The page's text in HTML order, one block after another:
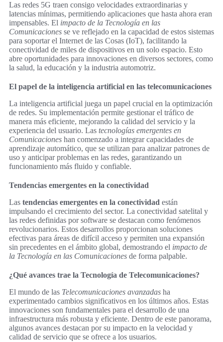
Las redes 5G traen consigo velocidades extraordinarias y
latencias mínimas, permitiendo aplicaciones que hasta ahora eran
impensables. El impacto de la Tecnología en las
Comunicaciones se ve reflejado en la capacidad de estos sistemas
para soportar el Internet de las Cosas (IoT), facilitando la
conectividad de miles de dispositivos en un solo espacio. Esto
abre oportunidades para innovaciones en diversos sectores, como
la salud, la educación y la industria automotriz.
El papel de la inteligencia artificial en las telecomunicaciones
La inteligencia artificial juega un papel crucial en la optimización
de redes. Su implementación permite gestionar el tráfico de
manera más eficiente, mejorando la calidad del servicio y la
experiencia del usuario. Las tecnologías emergentes en
Comunicaciones han comenzado a integrar capacidades de
aprendizaje automático, que se utilizan para analizar patrones de
uso y anticipar problemas en las redes, garantizando un
funcionamiento más fluido y confiable.
Tendencias emergentes en la conectividad
Las tendencias emergentes en la conectividad están
impulsando el crecimiento del sector. La conectividad satelital y
las redes definidas por software se destacan como fenómenos
revolucionarios. Estos desarrollos proporcionan soluciones
efectivas para áreas de difícil acceso y permiten una expansión
sin precedentes en el ámbito global, demostrando el impacto de
la Tecnología en las Comunicaciones de forma palpable.
¿Qué avances trae la Tecnología de Telecomunicaciones?
El mundo de las Telecomunicaciones avanzadas ha
experimentado cambios significativos en los últimos años. Estas
innovaciones son fundamentales para el desarrollo de una
infraestructura más robusta y eficiente. Dentro de este panorama,
algunos avances destacan por su impacto en la velocidad y
calidad de servicio que se ofrece a los usuarios.